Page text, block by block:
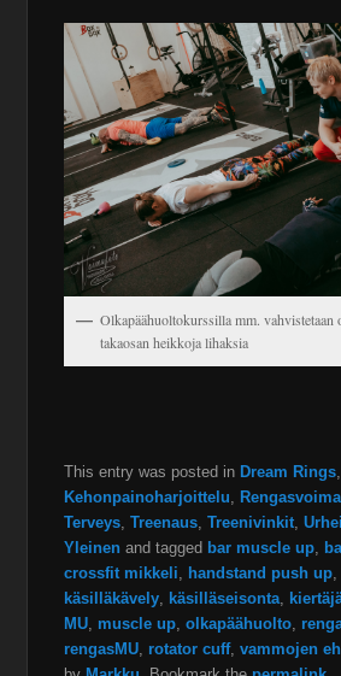
Olkapäähuoltokurssilla mm. vahvistetaan
takaosan heikkoja lihaksia
This entry was posted in Dream Rings,
Kehonpainoharjoittelu,
Terveys,Treenaus,Treenivinkit,
Yleinen and tagged bar muscle up,
crossfit mikkeli, handstand push up,
käsilläkävely, käsilläseisonta,
MU, muscle up,olkapäähuolto,
rengasMU, rotator cuff,vammojen